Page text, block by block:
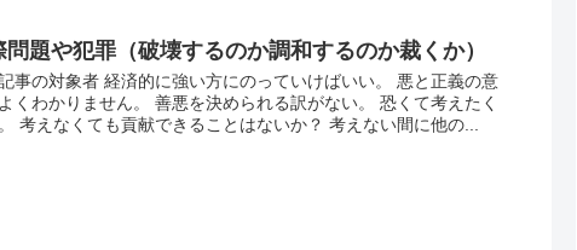
問題や犯罪（破壊するのか調和するのか裁くか）
事の対象者 経済的に強い方にのっていけばいい。 悪と正義の意
くわかりません。 善悪を決められる訳がない。 恐くて考えたく
考えなくても貢献できることはないか？ 考えない間に他の...